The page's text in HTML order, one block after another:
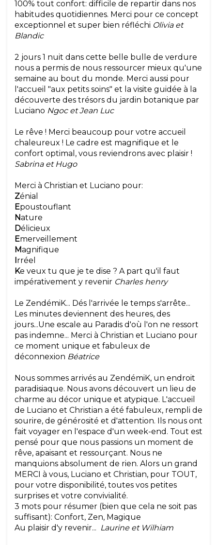
100% tout confort: difficile de repartir dans nos
habitudes quotidiennes. Merci pour ce concept
exceptionnel et super bien réfléchi Olivia et
Blandic
2 jours 1 nuit dans cette belle bulle de verdure
nous a permis de nous ressourcer mieux qu'une
semaine au bout du monde. Merci aussi pour
l'accueil "aux petits soins" et la visite guidée à la
découverte des trésors du jardin botanique par
Luciano Ngoc et Jean Luc
Le rêve ! Merci beaucoup pour votre accueil
chaleureux ! Le cadre est magnifique et le
confort optimal, vous reviendrons avec plaisir !
Sabrina et Hugo
Merci à Christian et Luciano pour:
Zénial
Epoustouflant
Nature
Délicieux
Emerveillement
Magnifique
Irréel
Ke veux tu que je te dise ? A part qu'il faut
impérativement y revenir Charles henry
Le ZendémiK... Dés l'arrivée le temps s'arrête...
Les minutes deviennent des heures, des
jours...Une escale au Paradis d'où l'on ne ressort
pas indemne... Merci à Christian et Luciano pour
ce moment unique et fabuleux de
déconnexion Béatrice
Nous sommes arrivés au ZendémiK, un endroit
paradisiaque. Nous avons découvert un lieu de
charme au décor unique et atypique. L'accueil
de Luciano et Christian a été fabuleux, rempli de
sourire, de générosité et d'attention. Ils nous ont
fait voyager en l'espace d'un week-end. Tout est
pensé pour que nous passions un moment de
rêve, apaisant et ressourçant. Nous ne
manquions absolument de rien. Alors un grand
MERCI à vous, Luciano et Christian, pour TOUT,
pour votre disponibilité, toutes vos petites
surprises et votre convivialité.
3 mots pour résumer (bien que cela ne soit pas
suffisant): Confort, Zen, Magique
Au plaisir d'y revenir... Laurine et Wilhiam